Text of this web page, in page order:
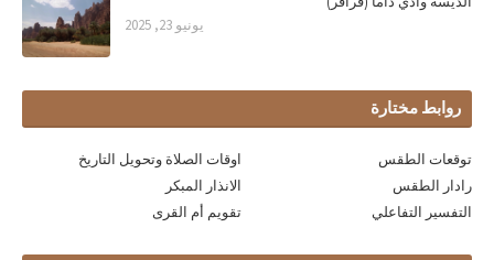
يونيو 23, 2025
روابط مختارة
اوقات الصلاة وتحويل التاريخ
توقعات الطقس
الانذار المبكر
رادار الطقس
تقويم أم القرى
التفسير التفاعلي